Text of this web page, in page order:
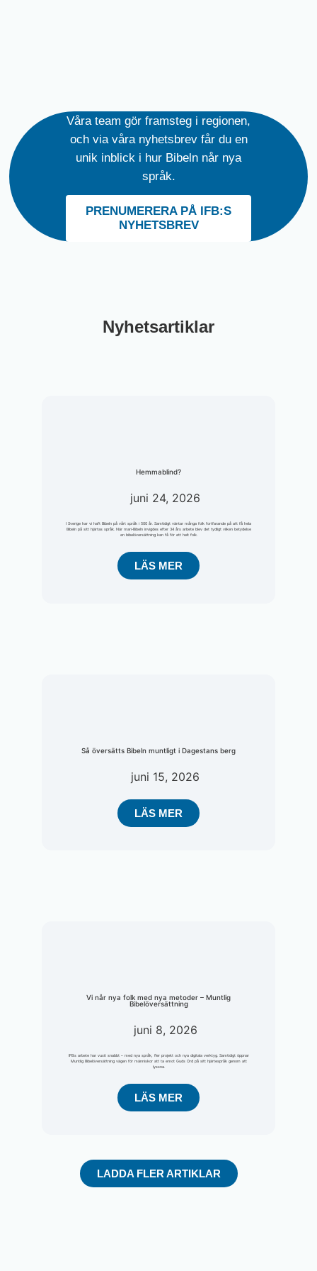
Våra team gör framsteg i regionen,
och via våra nyhetsbrev får du en
unik inblick i hur Bibeln når nya
språk.
PRENUMERERA PÅ IFB:S
NYHETSBREV
Nyhetsartiklar
Hemmablind?
juni 24, 2026
I Sverige har vi haft Bibeln på vårt språk i 500 år. Samtidigt väntar många folk fortfarande på att få hela
Bibeln på sitt hjärtas språk. När mari-Bibeln invigdes efter 34 års arbete blev det tydligt vilken betydelse
en bibelöversättning kan få för ett helt folk.
LÄS MER
Så översätts Bibeln muntligt i Dagestans berg
juni 15, 2026
LÄS MER
Vi når nya folk med nya metoder – Muntlig
Bibelöversättning
juni 8, 2026
IFB:s arbete har vuxit snabbt – med nya språk, fler projekt och nya digitala verktyg. Samtidigt öppnar
Muntlig Bibelöversättning vägen för människor att ta emot Guds Ord på sitt hjärtespråk genom att
lyssna.
LÄS MER
LADDA FLER ARTIKLAR